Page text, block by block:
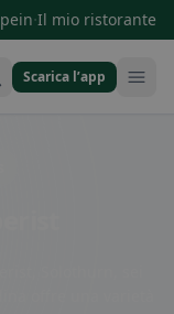
·Il mio ristorante
Scarica l’app